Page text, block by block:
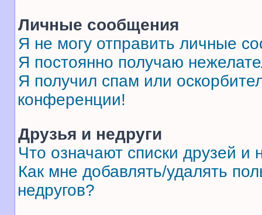
Личные сообщения
Я не могу отправить личные
Я постоянно получаю
Я получил спам или
конференции!
Друзья и недруги
Что означают списки друзей и
Как мне добавлять/удалять
недругов?